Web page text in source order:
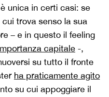
unica in certi casi: se
cui trova senso la sua
– e in questo il feeling
capitale -,
su tutto il fronte
ha praticamente agito
su cui appoggiare il